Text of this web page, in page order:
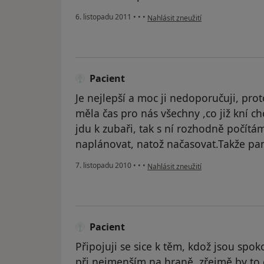
6. listopadu 2011 • • • podle názoru uživatele Pacient
Nahlásit zneužití
Pacient
Je nejlepší a moc ji nedoporučuji,
měla čas pro nás všechny ,co již kní
jdu k zubaři, tak s ní rozhodně
naplánovat, natož načasovat.Takže
7. listopadu 2010 • • • podle názoru uživatele Pacient
Nahlásit zneužití
Pacient
Připojuji se sice k těm, kdož jsou